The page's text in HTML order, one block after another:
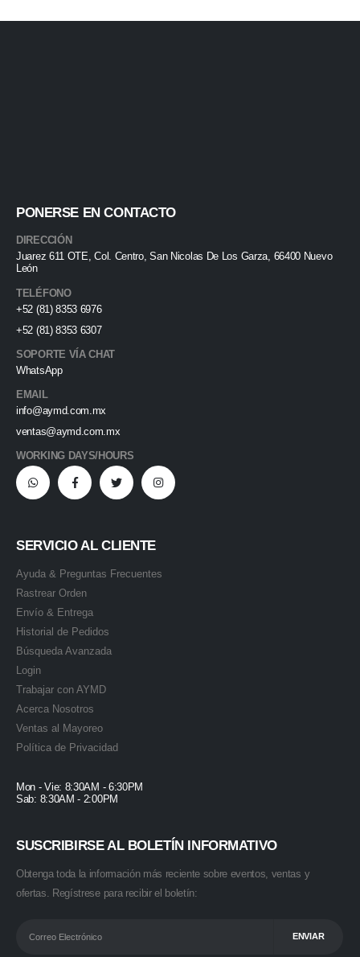
PONERSE EN CONTACTO
DIRECCIÓN
Juarez 611 OTE, Col. Centro, San Nicolas De Los Garza, 66400 Nuevo
León
TELÉFONO
+52 (81) 8353 6976
+52 (81) 8353 6307
SOPORTE VÍA CHAT
WhatsApp
EMAIL
info@aymd.com.mx
ventas@aymd.com.mx
WORKING DAYS/HOURS
SERVICIO AL CLIENTE
Ayuda & Preguntas Frecuentes
Rastrear Orden
Envío & Entrega
Historial de Pedidos
Búsqueda Avanzada
Login
Trabajar con AYMD
Acerca Nosotros
Ventas al Mayoreo
Política de Privacidad
Mon - Vie: 8:30AM - 6:30PM
Sab: 8:30AM - 2:00PM
SUSCRIBIRSE AL BOLETÍN INFORMATIVO
Obtenga toda la información más reciente sobre eventos, ventas y
ofertas. Regístrese para recibir el boletín: